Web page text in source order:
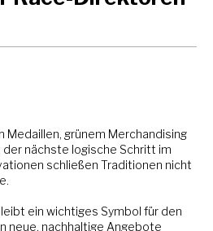
Medaillen, grünem Merchandising
nächste logische Schritt im
schließen Traditionen nicht
ein wichtiges Symbol für den
neue, nachhaltige Angebote